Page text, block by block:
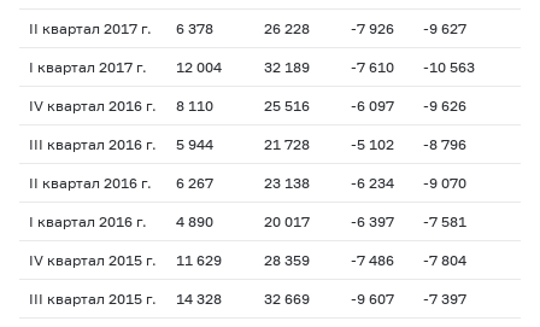
II квартал 2017 г. 6 378 26 228 -7 926 -9 627
I квартал 2017 г. 12 004 32 189 -7 610 -10 563
IV квартал 2016 г. 8 110 25 516 -6 097 -9 626
III квартал 2016 г. 5 944 21 728 -5 102 -8 796
II квартал 2016 г. 6 267 23 138 -6 234 -9 070
I квартал 2016 г. 4 890 20 017 -6 397 -7 581
IV квартал 2015 г. 11 629 28 359 -7 486 -7 804
III квартал 2015 г. 14 328 32 669 -9 607 -7 397